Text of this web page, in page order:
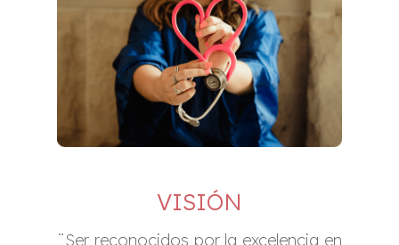
VISIÓN
¨Ser reconocidos por la excelencia en